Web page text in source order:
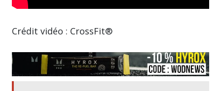
Crédit vidéo : CrossFit®